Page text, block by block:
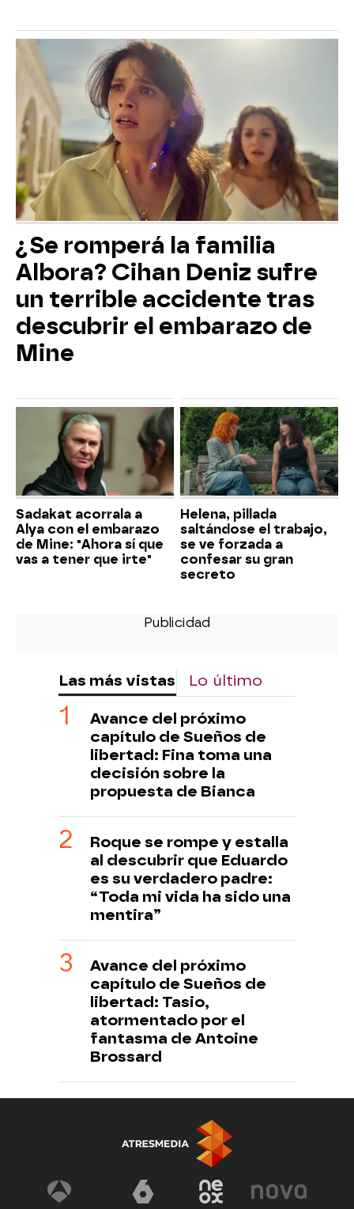
¿Se romperá la familia
Albora? Cihan Deniz sufre
un terrible accidente tras
descubrir el embarazo de
Mine
Sadakat acorrala a
Alya con el embarazo
de Mine: "Ahora sí que
vas a tener que irte"
Helena, pillada
saltándose el trabajo,
se ve forzada a
confesar su gran
secreto
Las más vistas Lo último
Avance del próximo
capítulo de Sueños de
libertad: Fina toma una
decisión sobre la
propuesta de Bianca
Roque se rompe y estalla
al descubrir que Eduardo
es su verdadero padre:
“Toda mi vida ha sido una
mentira”
Avance del próximo
capítulo de Sueños de
libertad: Tasio,
atormentado por el
fantasma de Antoine
Brossard